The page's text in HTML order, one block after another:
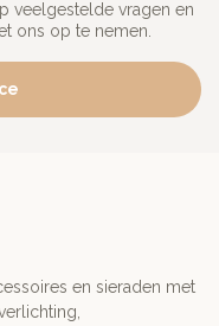
veelgestelde vragen en
ons op te nemen.
en sieraden met